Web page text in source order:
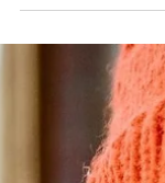
À Logonna-Daoulas,
moulin à marée
le manifeste qui
création artistique